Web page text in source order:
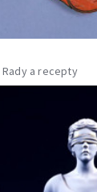
Rady a recepty